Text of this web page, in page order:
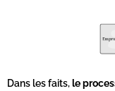
Dans les faits,le